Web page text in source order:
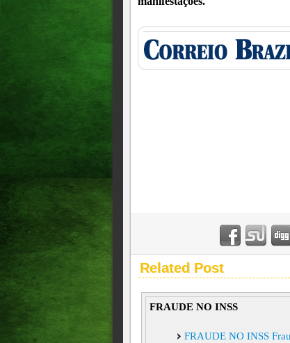
Related Post
FRAUDE NO INSS
FRAUDE NO INSS